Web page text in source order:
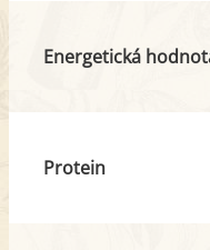
Energetická
Protein